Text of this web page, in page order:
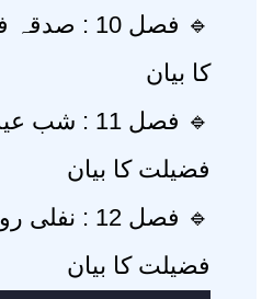
🔹 فصل 10
کا بیان
🔹 فصل 11 :
فضیلت کا بیان
🔹 فصل 12 :
فضیلت کا بیان